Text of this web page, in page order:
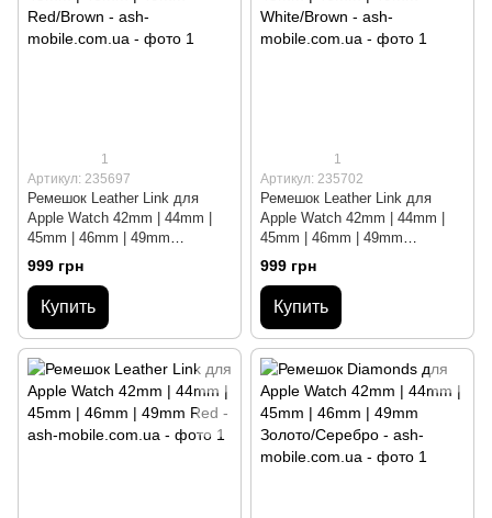
1
Артикул: 235697
Ремешок Leather Link для
Apple Watch 42mm | 44mm |
45mm | 46mm | 49mm
Red/Brown
999 грн
Купить
1
Артикул: 235702
Ремешок Leather Link для
Apple Watch 42mm | 44mm |
45mm | 46mm | 49mm
White/Brown
999 грн
Купить